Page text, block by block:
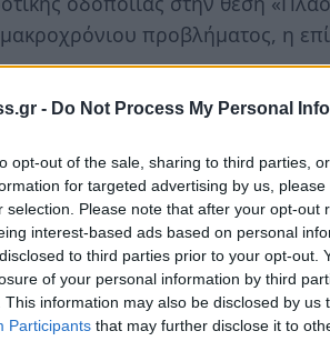
- Do Not Process My Personal
opt-out of the sale, sharing to third parties,
for targeted advertising by us,
selection. Please note that after your opt-out
interest-based ads based on personal
to third parties prior to your opt-out.
of your personal information by third
This information may also be disclosed by us
Participants that may further disclose it to
προβλήματος, η
ευχαριστήρια επιστολή της
τόσο εσάς όσο και τον
της αγροτικής οδού στη
σας, την άριστη συνεργασία και
αντιμετωπίζουμε.»